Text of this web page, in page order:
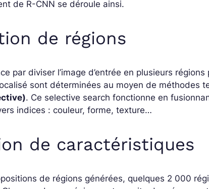
de R-CNN se déroule ainsi.
de régions
par diviser l’image d’entrée en plusieurs
sont déterminées au moyen de méthodes
. Ce selective search fonctionne en
indices : couleur, forme, texture…
de caractéristiques
de régions générées, quelques 2 000